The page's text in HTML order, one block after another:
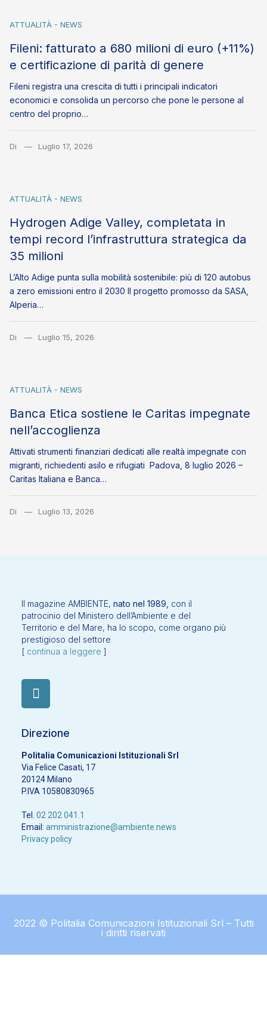
ATTUALITÀ - NEWS
Fileni: fatturato a 680 milioni di euro (+11%)
e certificazione di parità di genere
Fileni registra una crescita di tutti i principali indicatori
economici e consolida un percorso che pone le persone al
centro del proprio…
Di Luglio 17, 2026
ATTUALITÀ - NEWS
Hydrogen Adige Valley, completata in
tempi record l’infrastruttura strategica da
35 milioni
L’Alto Adige punta sulla mobilità sostenibile: più di 120 autobus
a zero emissioni entro il 2030 Il progetto promosso da SASA,
Alperia…
Di Luglio 15, 2026
ATTUALITÀ - NEWS
Banca Etica sostiene le Caritas impegnate
nell’accoglienza
Attivati strumenti finanziari dedicati alle realtà impegnate con
migranti, richiedenti asilo e rifugiati Padova, 8 luglio 2026 –
Caritas Italiana e Banca…
Di Luglio 13, 2026
Il magazine AMBIENTE, nato nel 1989, con il
patrocinio del Ministero dell’Ambiente e del
Territorio e del Mare, ha lo scopo, come organo più
prestigioso del settore
[ continua a leggere ]
Direzione
Politalia Comunicazioni Istituzionali Srl
Via Felice Casati, 17
20124 Milano
P.IVA 10580830965
Tel. 02 202 041.1
Email: amministrazione@ambiente.news
Privacy policy
2022 © Politalia Comunicazioni Istituzionali Srl – Tutti
i diritti riservati